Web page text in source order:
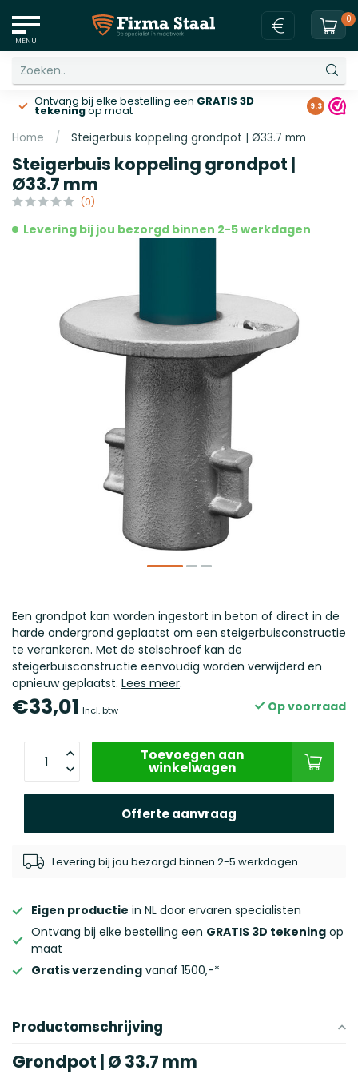
MENU
0
Ontvang bij elke bestelling een GRATIS 3D
tekeningop maat Gratis
9.3
Home / Steigerbuis koppeling grondpot | Ø33.7 mm
Steigerbuis koppeling grondpot |
Ø33.7 mm
(0)
Levering bij jou bezorgd binnen 2-5 werkdagen
Een grondpot kan worden ingestort in beton of direct in de
harde ondergrond geplaatst om een steigerbuisconstructie
te verankeren. Met de stelschroef kan de
steigerbuisconstructie eenvoudig worden verwijderd en
opnieuw geplaatst. Lees meer.
€33,01 Incl. btw Op voorraad
Toevoegen aan
winkelwagen
Offerte aanvraag
Levering bij jou bezorgd binnen 2-5 werkdagen
Eigen productie in NL door ervaren specialisten
Ontvang bij elke bestelling een GRATIS 3D tekening op
maat
Gratis verzending vanaf 1500,-*
Productomschrijving
Grondpot | Ø 33.7 mm